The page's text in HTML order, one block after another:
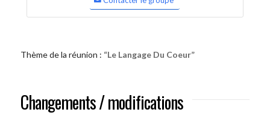
Thème de la réunion : “Le Langage Du Coeur”
Changements / modifications